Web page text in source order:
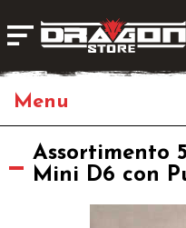
Giochi da Tavolo
Assortimento
Mini D6 con